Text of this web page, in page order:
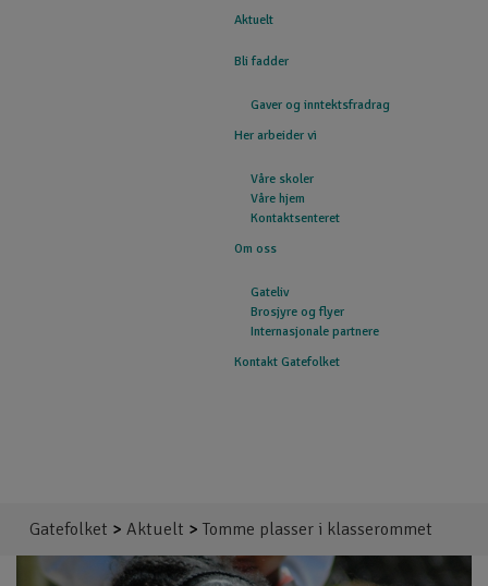
Aktuelt
Bli fadder
Gaver og inntektsfradrag
Her arbeider vi
Våre skoler
Våre hjem
Kontaktsenteret
Om oss
Gateliv
Brosjyre og flyer
Internasjonale partnere
Kontakt Gatefolket
Gatefolket > Aktuelt > Tomme plasser i klasserommet